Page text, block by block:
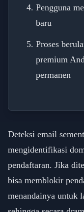
Pengguna
baru
Proses
premium
permanen
Deteksi email
mengidentifikasi
pendaftaran. Jika
bisa memblokir
menandainya untuk